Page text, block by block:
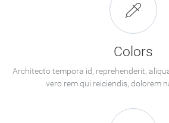
Colors
Architecto tempora id, reprehenderit,
vero rem qui reiciendis, dolorem